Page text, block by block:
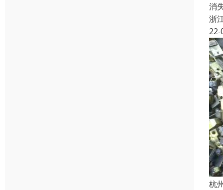
消
浙
22-
杭